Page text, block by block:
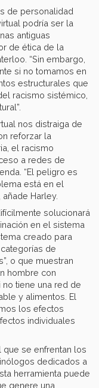
de personalidad
podría ser la
antiguas
de ética de la
“Sin embargo,
si no tomamos en
estructurales que
racismo sistémico,
nos distraiga de
reforzar la
el racismo
a redes de
“El peligro es
está en el
Harley.
solucionará
en el sistema
creado para
de
o que muestran
hombre con
tiene una red de
y alimentos. El
los efectos
individuales
que se enfrentan los
dedicados a
herramienta puede
genere una